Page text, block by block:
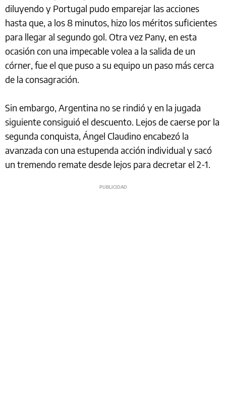
diluyendo y Portugal pudo emparejar las acciones
hasta que, a los 8 minutos, hizo los méritos suficientes
para llegar al segundo gol. Otra vez Pany, en esta
ocasión con una impecable volea a la salida de un
córner, fue el que puso a su equipo un paso más cerca
de la consagración.
Sin embargo, Argentina no se rindió y en la jugada
siguiente consiguió el descuento. Lejos de caerse por la
segunda conquista, Ángel Claudino encabezó la
avanzada con una estupenda acción individual y sacó
un tremendo remate desde lejos para decretar el 2-1.